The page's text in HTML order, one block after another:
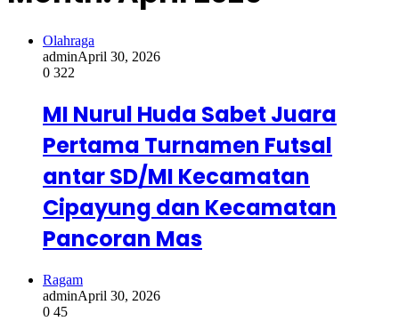
Olahraga
adminApril 30, 2026
0 322
MI Nurul Huda Sabet Juara
Pertama Turnamen Futsal
antar SD/MI Kecamatan
Cipayung dan Kecamatan
Pancoran Mas
Ragam
adminApril 30, 2026
0 45